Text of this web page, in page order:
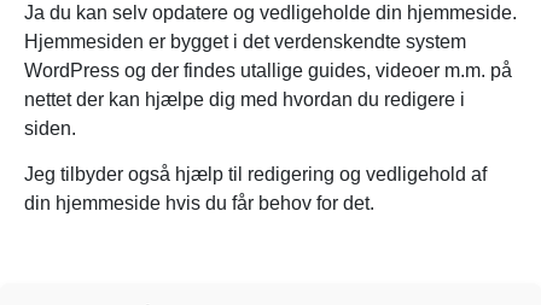
Ja du kan selv opdatere og vedligeholde din hjemmeside.
Hjemmesiden er bygget i det verdenskendte system
WordPress og der findes utallige guides, videoer m.m. på
nettet der kan hjælpe dig med hvordan du redigere i
siden.
Jeg tilbyder også hjælp til redigering og vedligehold af
din hjemmeside hvis du får behov for det.